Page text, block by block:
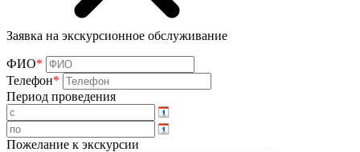
Заявка на экскурсионное обслуживание
ФИО*
Телефон*
Период проведения
Пожелание к экскурсии